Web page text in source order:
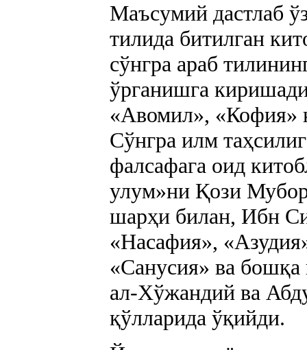
Маъсумий дастлаб
тилида битилган
сўнгра араб
ўрганишга
«Авомил», «Кофия»
Сўнгра илм
фалсафага оид
улум»ни Қози
шарҳи билан, Ибн
«Насафия»,
«Санусия» ва
ал-Хўжандий ва
қўлларида ўқийди.